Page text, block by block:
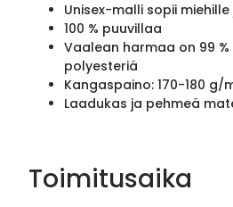
Unisex-malli sopii
100 % puuvillaa
Vaalean harmaa on 99 %
polyesteriä
Kangaspaino: 170-180 g/
Laadukas ja pehmeä
Toimitusaika